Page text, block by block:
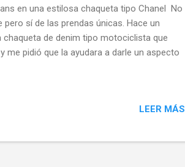
en una estilosa chaqueta tipo Chanel No
sí de las prendas únicas. Hace un
de denim tipo motociclista que
me pidió que la ayudara a darle un aspecto
LEER MÁS